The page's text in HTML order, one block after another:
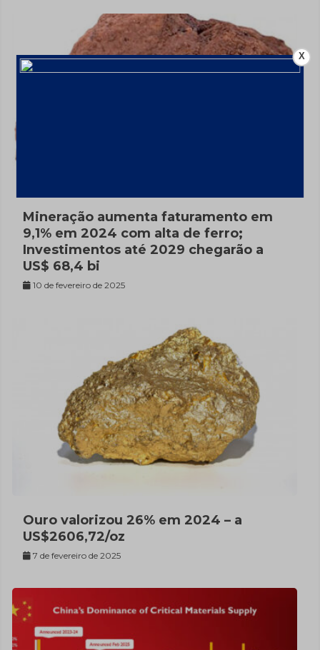
Mineração aumenta faturamento em
9,1% em 2024 com alta de ferro;
Investimentos até 2029 chegarão a
US$ 68,4 bi
10 de fevereiro de 2025
Ouro valorizou 26% em 2024 – a
US$2606,72/oz
7 de fevereiro de 2025
X